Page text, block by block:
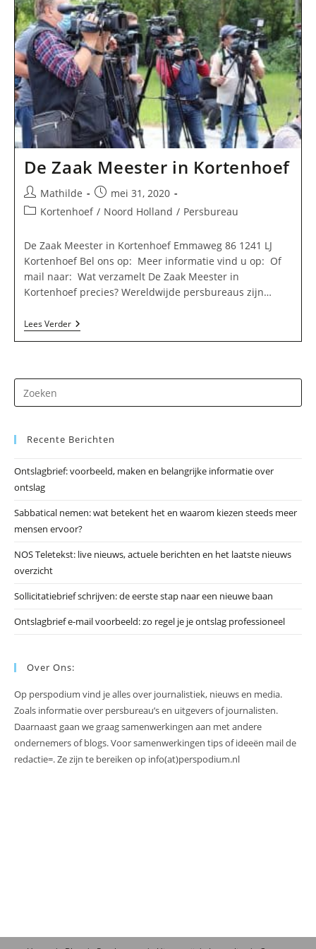
De Zaak Meester in Kortenhoef
Bericht
auteur:
Mathilde
Bericht
gepubliceerd
mei 31, 2020
Berichtcategorie:
Kortenhoef / Noord Holland / Persbureau
De Zaak Meester in Kortenhoef Emmaweg 86 1241 LJ
Kortenhoef Bel ons op: Meer informatie vind u op: Of
mail naar: Wat verzamelt De Zaak Meester in
Kortenhoef precies? Wereldwijde persbureaus zijn…
Lees VerderDe
Zaak
op
Recente Berichten
Ontslagbrief: voorbeeld, maken en belangrijke informatie over
ontslag
Sabbatical nemen: wat betekent het en waarom kiezen steeds meer
mensen ervoor?
NOS Teletekst: live nieuws, actuele berichten en het laatste nieuws
overzicht
Sollicitatiebrief schrijven: de eerste stap naar een nieuwe baan
Ontslagbrief e-mail voorbeeld: zo regel je je ontslag professioneel
Over Ons:
Op perspodium vind je alles over journalistiek, nieuws en media.
Zoals informatie over persbureau’s en uitgevers of journalisten.
Daarnaast gaan we graag samenwerkingen aan met andere
ondernemers of blogs. Voor samenwerkingen tips of ideeën mail de
redactie=. Ze zijn te bereiken op info(at)perspodium.nl